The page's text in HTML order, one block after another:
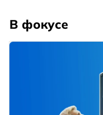
В фокусе